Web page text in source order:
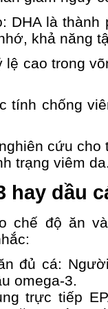
DHA là thành
khả năng
lệ cao trong
tính chống
cứu cho
trạng viêm
hay dầu
chế độ ăn
đủ cá:
omega-3.
trực tiếp